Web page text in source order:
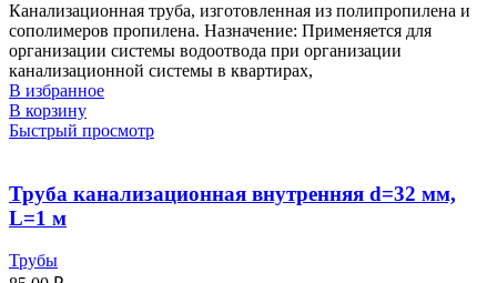
Канализационная труба, изготовленная из полипропилена и
сополимеров пропилена. Назначение: Применяется для
организации системы водоотвода при организации
канализационной системы в квартирах,
В избранное
В корзину
Быстрый просмотр
Труба канализационная внутренняя d=32 мм,
L=1 м
Трубы